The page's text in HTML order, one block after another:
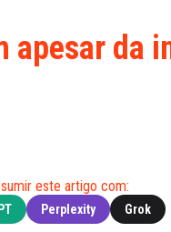
Notícias
Web3
apesar da
este artigo com:
Perplexity Grok